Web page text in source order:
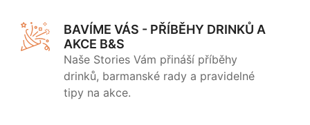
BAVÍME VÁS - PŘÍBĚHY DRINKŮ A
AKCE B&S
Naše Stories Vám přináší příběhy
drinků, barmanské rady a pravidelné
tipy na akce.